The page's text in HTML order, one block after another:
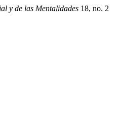
y de las Mentalidades 18, no. 2